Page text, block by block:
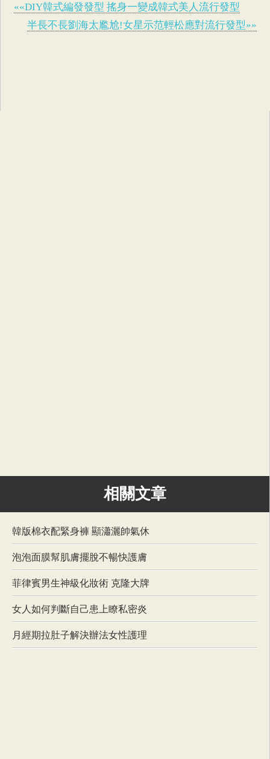
««DIY韓式編發發型 搖身一變成韓式美人流行發型
半長不長劉海太尷尬!女星示范輕松應對流行發型»»
相關文章
韓版棉衣配緊身褲 顯瀟灑帥氣休
泡泡面膜幫肌膚擺脫不暢快護膚
菲律賓男生神級化妝術 克隆大牌
女人如何判斷自己患上瞭私密炎
月經期拉肚子解決辦法女性護理